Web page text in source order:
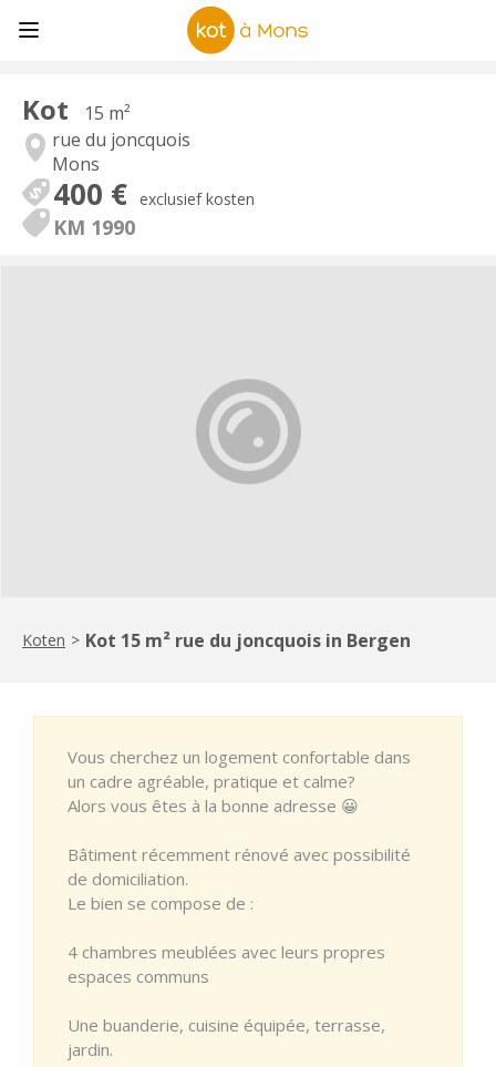
Kot
15 m²
rue du joncquois
Mons
400 € exclusief kosten
KM 1990
Koten > Kot 15 m² rue du joncquois in Bergen
Vous cherchez un logement confortable dans
un cadre agréable, pratique et calme?
Alors vous êtes à la bonne adresse 😀
Bâtiment récemment rénové avec possibilité
de domiciliation.
Le bien se compose de :
4 chambres meublées avec leurs propres
espaces communs
Une buanderie, cuisine équipée, terrasse,
jardin.